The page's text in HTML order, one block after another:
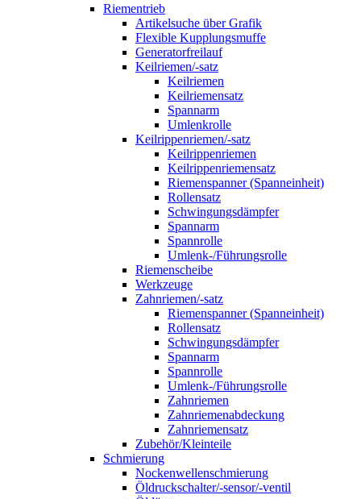
Riementrieb
Artikelsuche über Grafik
Flexible Kupplungsmuffe
Generatorfreilauf
Keilriemen/-satz
Keilriemen
Keilriemensatz
Spannarm
Umlenkrolle
Keilrippenriemen/-satz
Keilrippenriemen
Keilrippenriemensatz
Riemenspanner (Spanneinheit)
Rollensatz
Schwingungsdämpfer
Spannarm
Spannrolle
Umlenk-/Führungsrolle
Riemenscheibe
Werkzeuge
Zahnriemen/-satz
Riemenspanner (Spanneinheit)
Rollensatz
Schwingungsdämpfer
Spannarm
Spannrolle
Umlenk-/Führungsrolle
Zahnriemen
Zahnriemenabdeckung
Zahnriemensatz
Zubehör/Kleinteile
Schmierung
Nockenwellenschmierung
Öldruckschalter/-sensor/-ventil